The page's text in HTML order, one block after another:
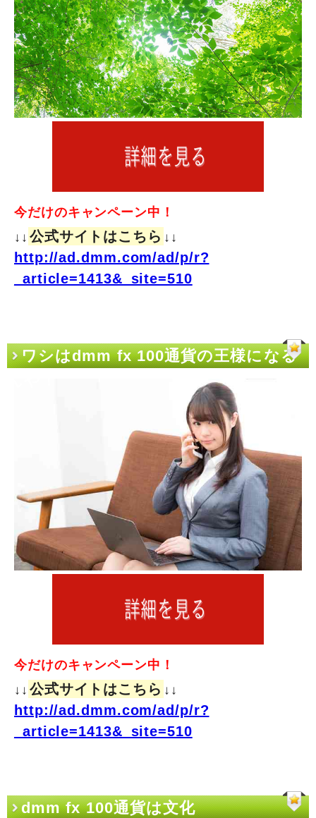
今だけのキャンペーン中！
↓↓ 公式サイトはこちら ↓↓
http://ad.dmm.com/ad/p/r?
_article=1413&_site=510
ワシはdmm fx 100通貨の王様になる
今だけのキャンペーン中！
↓↓ 公式サイトはこちら ↓↓
http://ad.dmm.com/ad/p/r?
_article=1413&_site=510
dmm fx 100通貨は文化